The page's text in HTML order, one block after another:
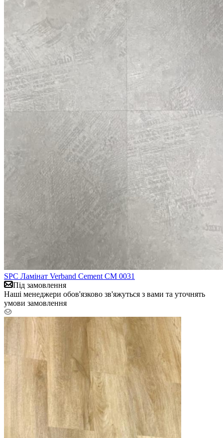
SPC Ламінат Verband Cement CM 0031
Під замовлення
Наші менеджери обов'язково зв'яжуться з вами та уточнять
умови замовлення